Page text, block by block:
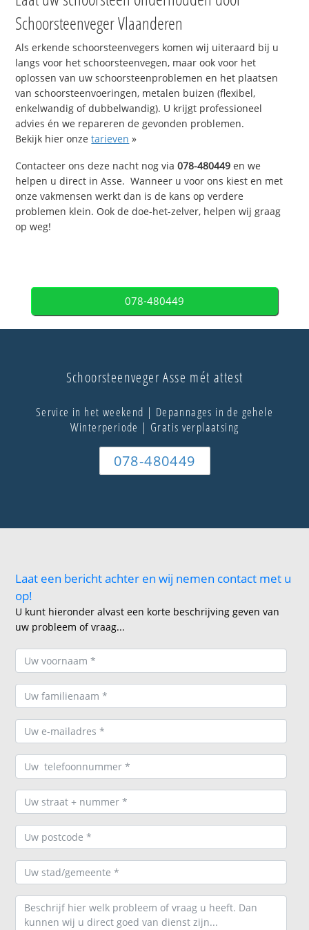
Schoorsteenveger Vlaanderen
Als erkende schoorsteenvegers komen wij uiteraard bij u
langs voor het schoorsteenvegen, maar ook voor het
oplossen van uw schoorsteenproblemen en het plaatsen
van schoorsteenvoeringen, metalen buizen (flexibel,
enkelwandig of dubbelwandig). U krijgt professioneel
advies én we repareren de gevonden problemen.
Bekijk hier onzetarieven »
Contacteer ons deze nacht nog via078-480449 en we
helpen u direct in Asse. Wanneer u voor ons kiest en met
onze vakmensen werkt dan is de kans op verdere
problemen klein. Ook de doe-het-zelver, helpen wij graag
op weg!
078-480449
Schoorsteenveger Asse mét attest
Service in het weekend | Depannages in de gehele
Winterperiode | Gratis verplaatsing
078-480449
Laat een bericht achter en wij nemen contact met u
op!
U kunt hieronder alvast een korte beschrijving geven van
uw probleem of vraag...